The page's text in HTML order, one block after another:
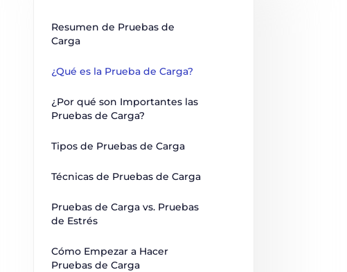
Resumen de Pruebas de
Carga
¿Qué es la Prueba de Carga?
¿Por qué son Importantes las
Pruebas de Carga?
Tipos de Pruebas de Carga
Técnicas de Pruebas de Carga
Pruebas de Carga vs. Pruebas
de Estrés
Cómo Empezar a Hacer
Pruebas de Carga